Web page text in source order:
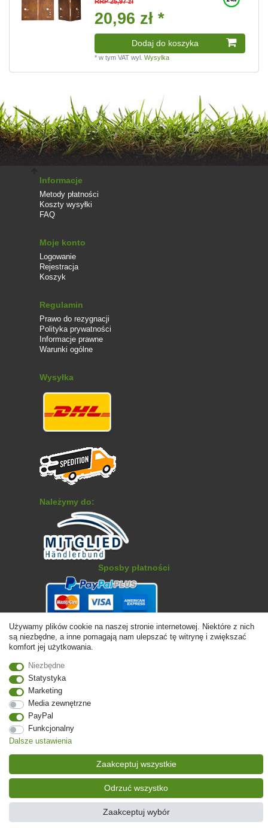
20,96 zł *
Dodaj do koszyka
*w tym VAT wyl.Wysylka
Informacje
Metody płatności
Koszty wysyłki
FAQ
Moje konto
Logowanie
Rejestracja
Koszyk
Regulamin
Prawo do rezygnacji
Polityka prywatności
Informacje prawne
Warunki ogólne
Wysyłka
Należymy do:
Sposby płatności
© Copyright 2026 | Wszelkie prawa zastrzezone. - Ceny zawierają
ustawę 19% VAT Ceny podstawowe zobacz szczegóły artykułu | * Dotyczy
dostaw do Polski!
Odstąp od umowy tutaj
Używamy plików cookie na naszej stronie internetowej. Niektóre z nich
są niezbędne, a inne pomagają nam ulepszać tę witrynę i zwiększać
komfort jej użytkowania.
Niezbędne
Statystyka
Marketing
Media zewnętrzne
PayPal
Funkcjonalny
Dalsze ustawienia
Zaakceptuj wszystkie
Odrzuć wszystko
Zaakceptuj wybór